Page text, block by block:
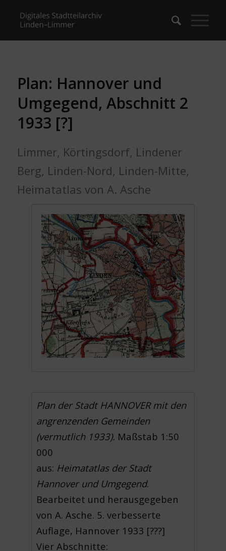
Plan: Hannover und
Umgegend, Abschnitt 2
1933 [?]
Limmer, Körtingsdorf, Lindener
Berg, Linden-Nord, Linden-Mitte,
Heimatatlas von A. Asche
Plan der Stadt HANNOVER mit den
angrenzenden Gemeinden
(vermutlich 1933). Maßstab 1:50
000
aus: Heimatatlas der Stadt
Hannover und Umgegend.
Bearbeitet und herausgegeben
von A. Asche. 5. verbesserte
Auflage, Hannover 1933 [???]
Vier Abschnitte: